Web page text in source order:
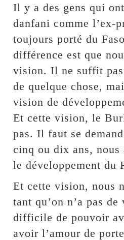
Il y a des gens qui
danfani comme l’ex-
toujours porté du
différence est que
vision. Il ne suffit pas
de quelque chose,
vision de
Et cette vision, le
pas. Il faut se
cinq ou dix ans,
le développement du
Et cette vision, nous
tant qu’on n’a pas
difficile de pouvoir
avoir l’amour de